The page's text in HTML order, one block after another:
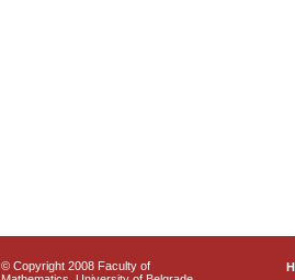
© Copyright 2008 Faculty of